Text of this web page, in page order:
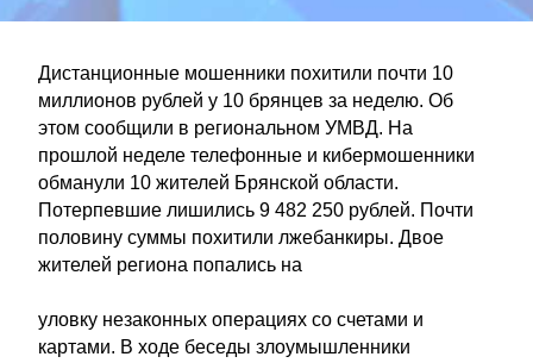
Дистанционные мошенники похитили почти 10
миллионов рублей у 10 брянцев за неделю. Об
этом сообщили в региональном УМВД. На
прошлой неделе телефонные и кибермошенники
обманули 10 жителей Брянской области.
Потерпевшие лишились 9 482 250 рублей. Почти
половину суммы похитили лжебанкиры. Двое
жителей региона попались на
уловку незаконных операциях со счетами и
картами. В ходе беседы злоумышленники
Контакт»